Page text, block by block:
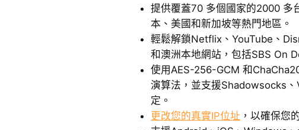
提供覆蓋70 多個國家的2000 多
本、美國和新加坡等熱門地區。
輕鬆解鎖Netflix、YouTube、
和澳洲本地網站，包括SBS On
使用AES-256-GCM 和
演算法，並支援Shadowsocks
定。
更改您的真實IP位址 ，以確保您